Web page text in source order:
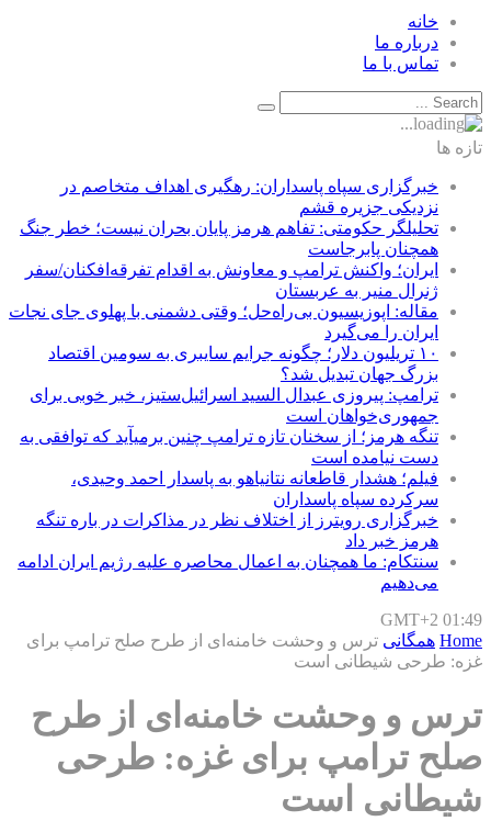
خانه
درباره ما
تماس با ما
تازه ها
خبرگزاری سپاه پاسداران: رهگیری اهداف متخاصم در
نزدیکی جزیره قشم
تحلیلگر حکومتی: تفاهم هرمز پایان بحران نیست؛ خطر جنگ
همچنان پابرجاست
ایران؛ واکنش ترامپ و معاونش به اقدام تفرقه‌افکنان/سفر
ژنرال منیر به عربستان
مقاله: اپوزیسیون بی‌راه‌حل؛ وقتی دشمنی با پهلوی جای نجات
ایران را می‌گیرد
۱۰ تریلیون دلار؛ چگونه جرایم سایبری به سومین اقتصاد
بزرگ جهان تبدیل شد؟
ترامپ: پیروزی عبدال السید اسرائیل‌ستیز، خبر خوبی برای
جمهوری‌خواهان است
تنگه هرمز؛ از سخنان تازه ترامپ چنین برمیآید که توافقی به
دست نیامده است
فیلم؛ هشدار قاطعانه نتانیاهو به پاسدار احمد وحیدی،
سرکرده سپاه پاسداران
خبرگزاری رویترز از اختلاف نظر در مذاکرات در باره تنگه
هرمز خبر داد
سنتکام: ما همچنان به اعمال محاصره علیه رژیم ایران ادامه
می‌دهیم
GMT+2 01:49
Home همگانی ترس و وحشت خامنه‌ای از طرح صلح ترامپ برای
غزه: طرحی شیطانی است
ترس و وحشت خامنه‌ای از طرح
صلح ترامپ برای غزه: طرحی
شیطانی است